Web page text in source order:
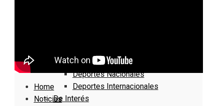
Deportes Locales
Deportes Nacionales
Deportes Internacionales
De Interés
Home
Noticias